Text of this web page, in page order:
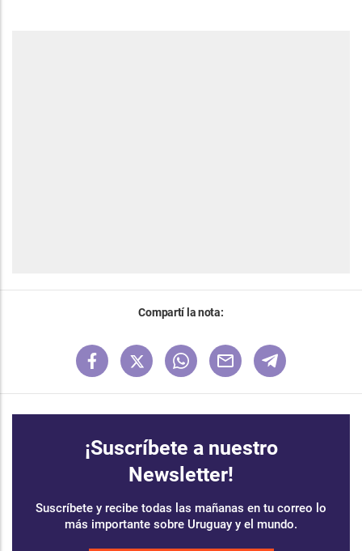
Compartí la nota:
¡Suscríbete a nuestro
Newsletter!
Suscríbete y recibe todas las mañanas en tu correo lo
más importante sobre Uruguay y el mundo.